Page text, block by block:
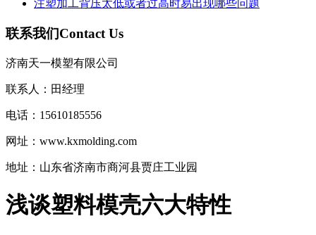
注塑加工背压太低或者过高时易出现哪些问题
联系我们Contact Us
济南天一模塑有限公司
联系人：田经理
电话：15610185556
网址：www.kxmolding.com
地址：山东省济南市商河县贾庄工业园
​浅谈塑料模壳六大特性